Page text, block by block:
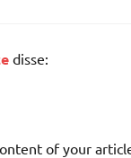
disse:
of your